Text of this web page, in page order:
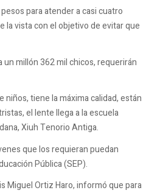
para atender a casi cuatro
la vista con el objetivo de evitar que
millón 362 mil chicos, requerirán
niños, tiene la máxima calidad, están
el lente llega a la escuela
Xiuh Tenorio Antiga.
que los requieran puedan
Pública (SEP).
Miguel Ortiz Haro, informó que para